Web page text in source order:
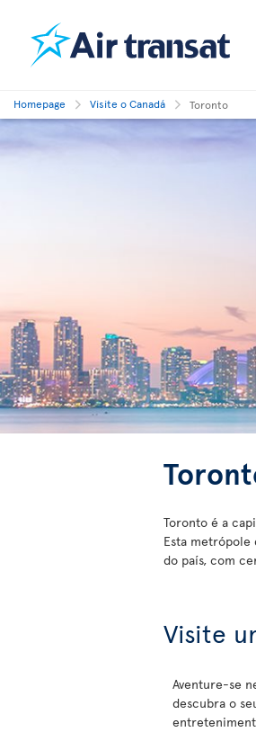
Homepage Visite o Canadá Toronto
Toronto é a
Esta
do país, com
Visite
Aventure-se
descubra o